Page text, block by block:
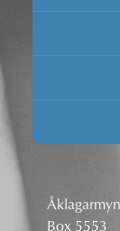
Box 5553